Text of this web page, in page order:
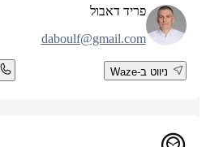
פריד דאבול
daboulf@gmail.com
ניווט ב-Waze חיוג